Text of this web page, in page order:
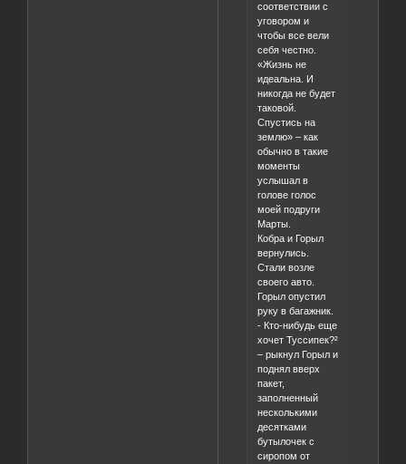
соответствии с
уговором и
чтобы все вели
себя честно.
«Жизнь не
идеальна. И
никогда не будет
таковой.
Спустись на
землю» – как
обычно в такие
моменты
услышал в
голове голос
моей подруги
Марты.
Кобра и Горыл
вернулись.
Стали возле
своего авто.
Горыл опустил
руку в багажник.
- Кто-нибудь еще
хочет Туссипек?²
– рыкнул Горыл и
поднял вверх
пакет,
заполненный
несколькими
десятками
бутылочек с
сиропом от